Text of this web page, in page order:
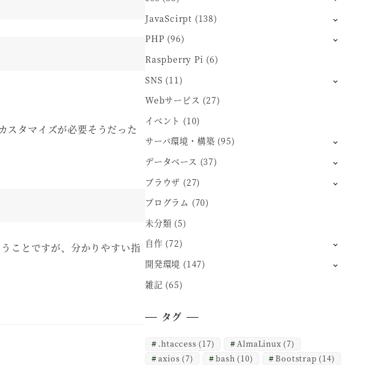
スタマイズが必要そうだった
ことですが、分かりやすい指
JavaScirpt (138)
PHP (96)
Raspberry Pi (6)
SNS (11)
Webサービス (27)
イベント (10)
サーバ環境・構築 (95)
データベース (37)
ブラウザ (27)
プログラム (70)
未分類 (5)
自作 (72)
開発環境 (147)
雑記 (65)
タグ
.htaccess (17) AlmaLinux (7)
axios (7) bash (10) Bootstrap (14)